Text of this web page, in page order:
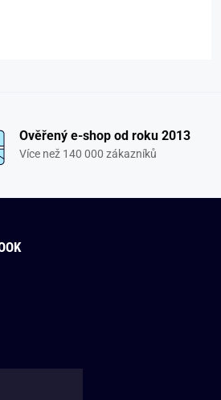
Ověřený e-shop od roku 2013
Více než 140 000 zákazníků